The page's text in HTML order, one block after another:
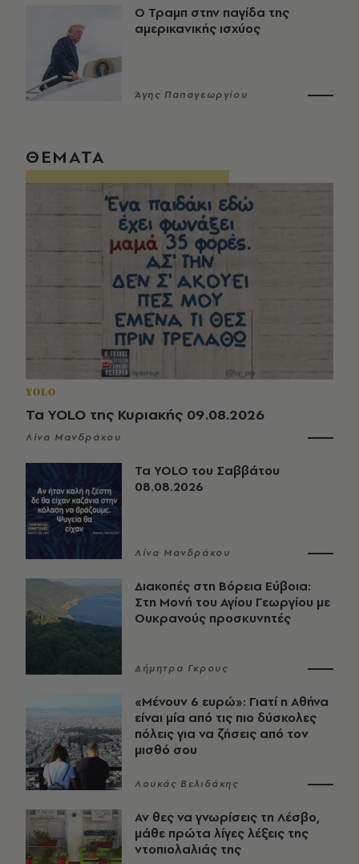
Ο Τραμπ στην παγίδα της
αμερικανικής ισχύος
Άγης Παπαγεωργίου
ΘΕΜΑΤΑ
YOLO
Τα YOLO της Κυριακής 09.08.2026
Λίνα Μανδράκου
Τα YOLO του Σαββάτου
08.08.2026
Λίνα Μανδράκου
Διακοπές στη Βόρεια Εύβοια:
Στη Μονή του Αγίου Γεωργίου με
Ουκρανούς προσκυνητές
Δήμητρα Γκρους
«Μένουν 6 ευρώ»: Γιατί η Αθήνα
είναι μία από τις πιο δύσκολες
πόλεις για να ζήσεις από τον
μισθό σου
Λουκάς Βελιδάκης
Αν θες να γνωρίσεις τη Λέσβο,
μάθε πρώτα λίγες λέξεις της
ντοπιολαλιάς της